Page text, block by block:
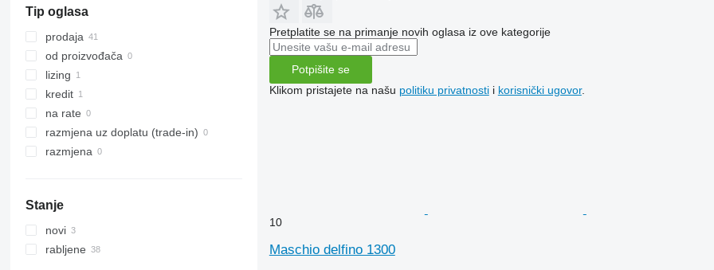
Tip oglasa
prodaja
od proizvođača
lizing
kredit
na rate
razmjena uz doplatu (trade-in)
razmjena
Stanje
novi
rabljene
Pretplatite se na primanje novih oglasa iz ove kategorije
Potpišite se
Klikom pristajete na našu politiku privatnostii korisnički ugovor.
10
Maschio delfino 1300